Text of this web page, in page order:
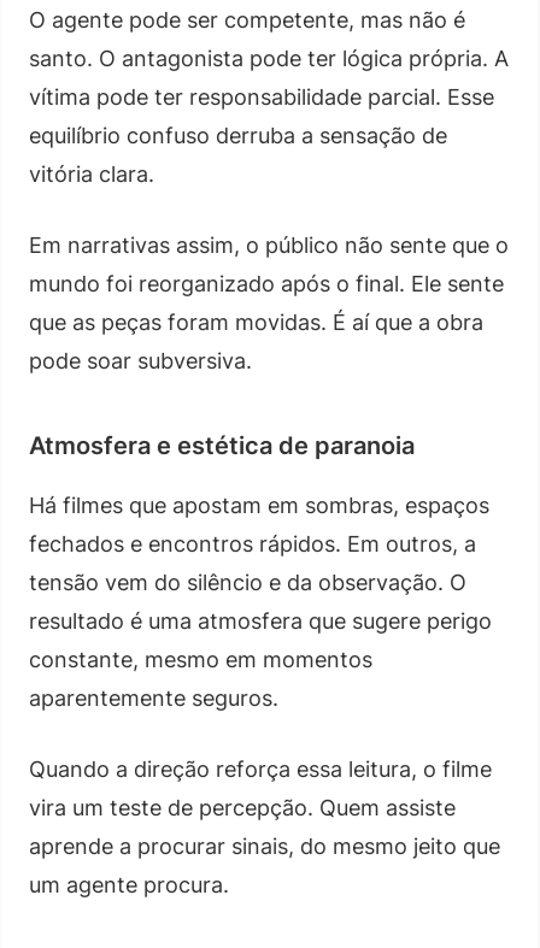
O agente pode ser competente, mas não é
santo. O antagonista pode ter lógica própria. A
vítima pode ter responsabilidade parcial. Esse
equilíbrio confuso derruba a sensação de
vitória clara.
Em narrativas assim, o público não sente que o
mundo foi reorganizado após o final. Ele sente
que as peças foram movidas. É aí que a obra
pode soar subversiva.
Atmosfera e estética de paranoia
Há filmes que apostam em sombras, espaços
fechados e encontros rápidos. Em outros, a
tensão vem do silêncio e da observação. O
resultado é uma atmosfera que sugere perigo
constante, mesmo em momentos
aparentemente seguros.
Quando a direção reforça essa leitura, o filme
vira um teste de percepção. Quem assiste
aprende a procurar sinais, do mesmo jeito que
um agente procura.